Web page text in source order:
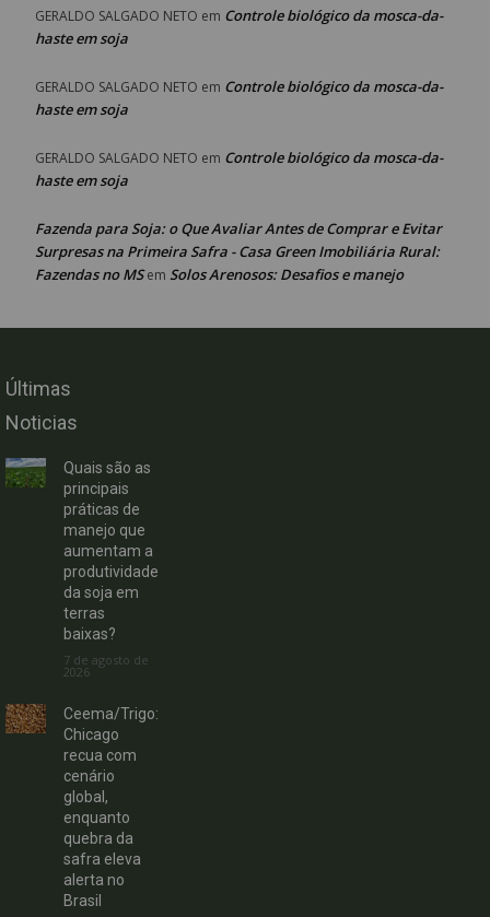
GERALDO SALGADO NETO em Controle biológico da mosca-da-
haste em soja
GERALDO SALGADO NETO em Controle biológico da mosca-da-
haste em soja
GERALDO SALGADO NETO em Controle biológico da mosca-da-
haste em soja
Fazenda para Soja: o Que Avaliar Antes de Comprar e Evitar
Surpresas na Primeira Safra - Casa Green Imobiliária Rural:
Fazendas no MSem Solos Arenosos: Desafios e manejo
Últimas
Noticias
Quais são as
principais
práticas de
manejo que
aumentam a
produtividade
da soja em
terras
baixas?
7 de agosto de
2026
Ceema/Trigo:
Chicago
recua com
cenário
global,
enquanto
quebra da
safra eleva
alerta no
Brasil